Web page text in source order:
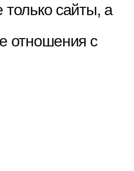
сайты, а
отношения с